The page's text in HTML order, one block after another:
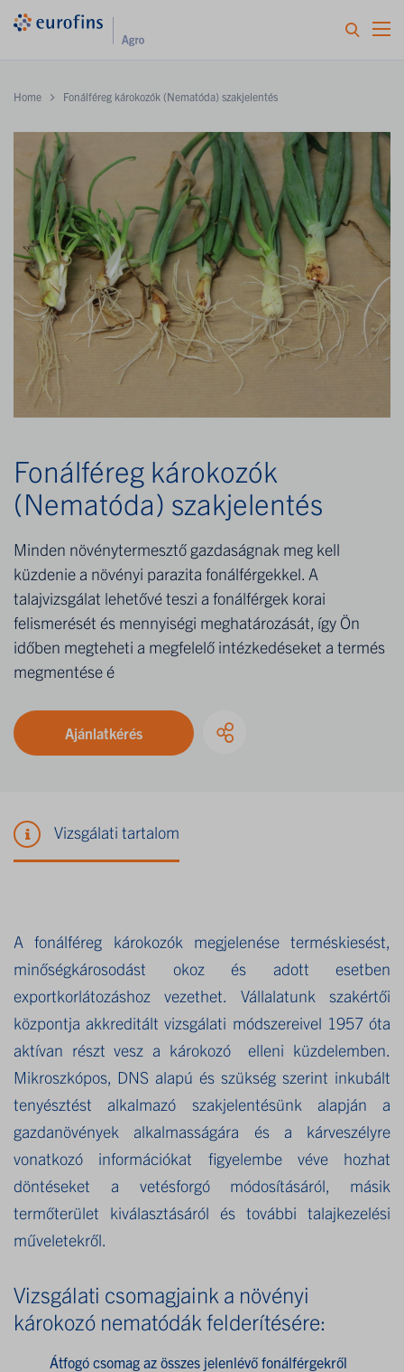
Home Fonálféreg károkozók (Nematóda) szakjelentés
Fonálféreg károkozók
(Nematóda) szakjelentés
Minden növénytermesztő gazdaságnak meg kell
küzdenie a növényi parazita fonálférgekkel. A
talajvizsgálat lehetővé teszi a fonálférgek korai
felismerését és mennyiségi meghatározását, így Ön
időben megteheti a megfelelő intézkedéseket a termés
megmentése é
Ajánlatkérés
Vizsgálati tartalom
A fonálféreg károkozók megjelenése terméskiesést,
minőségkárosodást okoz és adott esetben
exportkorlátozáshoz vezethet. Vállalatunk szakértői
központja akkreditált vizsgálati módszereivel 1957 óta
aktívan részt vesz a károkozó elleni küzdelemben.
Mikroszkópos, DNS alapú és szükség szerint inkubált
tenyésztést alkalmazó szakjelentésünk alapján a
gazdanövények alkalmasságára és a kárveszélyre
vonatkozó információkat figyelembe véve hozhat
döntéseket a vetésforgó módosításáról, másik
termőterület kiválasztásáról és további talajkezelési
műveletekről.
Vizsgálati csomagjaink a növényi
károkozó nematódák felderítésére:
Átfogó csomag az összes jelenlévő fonálférgekről